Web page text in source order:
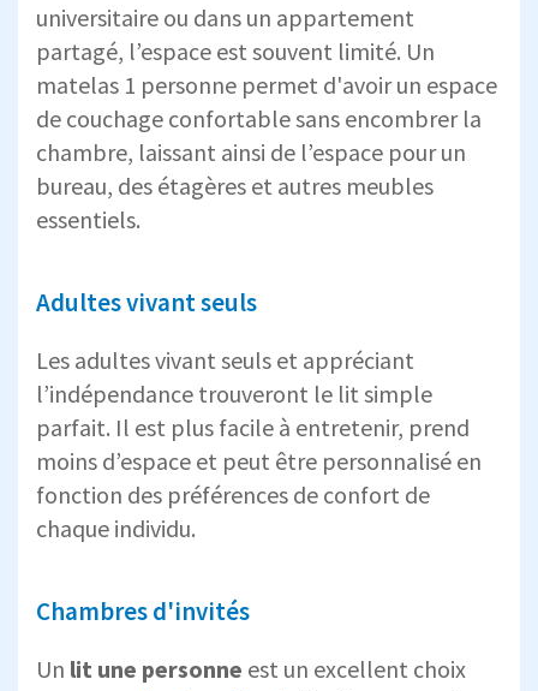
universitaire ou dans un appartement
partagé, l’espace est souvent limité. Un
matelas 1 personne permet d'avoir un espace
de couchage confortable sans encombrer la
chambre, laissant ainsi de l’espace pour un
bureau, des étagères et autres meubles
essentiels.
Adultes vivant seuls
Les adultes vivant seuls et appréciant
l’indépendance trouveront le lit simple
parfait. Il est plus facile à entretenir, prend
moins d’espace et peut être personnalisé en
fonction des préférences de confort de
chaque individu.
Chambres d'invités
Un lit une personne est un excellent choix